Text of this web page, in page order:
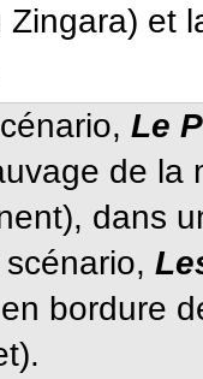
Zingara) et
Le
de la
dans
bordure